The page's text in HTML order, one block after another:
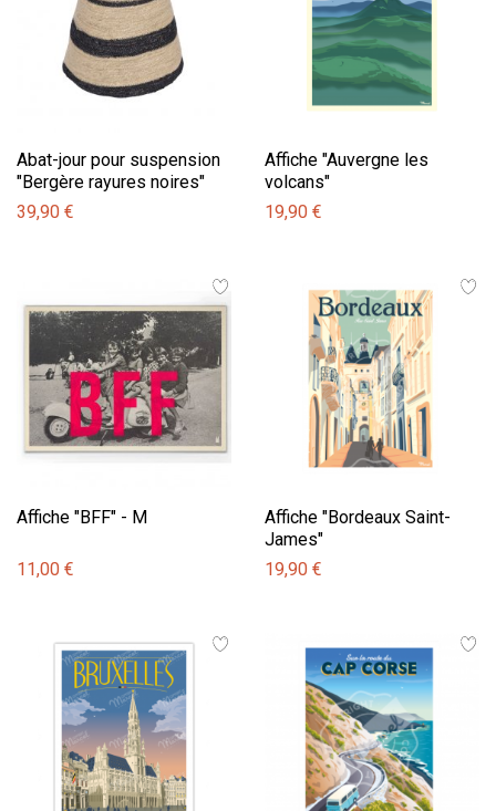
Abat-jour pour suspension
"Bergère rayures noires"
39,90 €
Affiche "Auvergne les
volcans"
19,90 €
Affiche "BFF" - M
11,00 €
Affiche "Bordeaux Saint-
James"
19,90 €